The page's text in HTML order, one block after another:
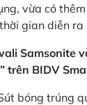
vừa có
gian diễn ra
Samsonite
trên BIDV
bóng trúng